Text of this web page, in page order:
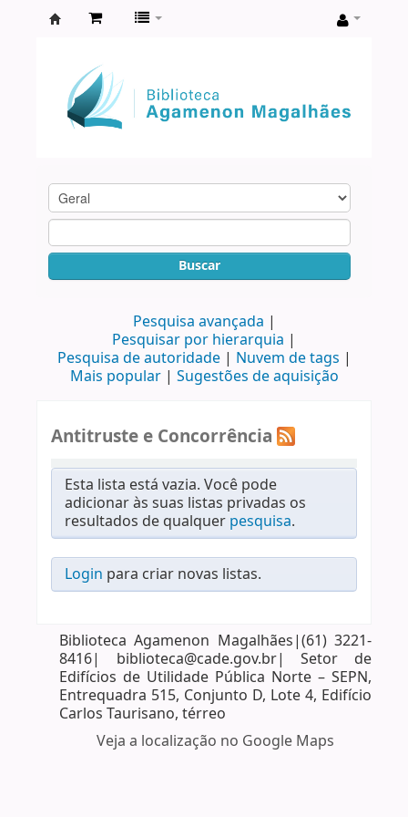
Agamenon
Magalhães
Buscar
Pesquisa avançada
Pesquisar por hierarquia
Pesquisa de autoridade
Nuvem de tags
Mais popular
Sugestões de aquisição
Antitruste e Concorrência
Esta lista está vazia. Você pode
adicionar às suas listas privadas os
resultados de qualquer pesquisa.
Login para criar novas listas.
Biblioteca Agamenon Magalhães|(61) 3221-
8416| biblioteca@cade.gov.br| Setor de
Edifícios de Utilidade Pública Norte – SEPN,
Entrequadra 515, Conjunto D, Lote 4, Edifício
Carlos Taurisano, térreo
Veja a localização no Google Maps